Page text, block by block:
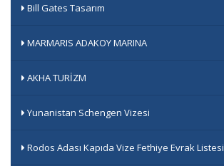
Bill Gates Tasarım
MARMARIS ADAKOY MARINA
AKHA TURİZM
Yunanistan Schengen Vizesi
Rodos Adası Kapıda Vize Fethiye Evrak Listesi